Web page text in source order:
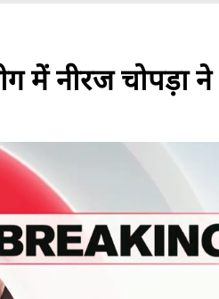
में नीरज चोपड़ा ने